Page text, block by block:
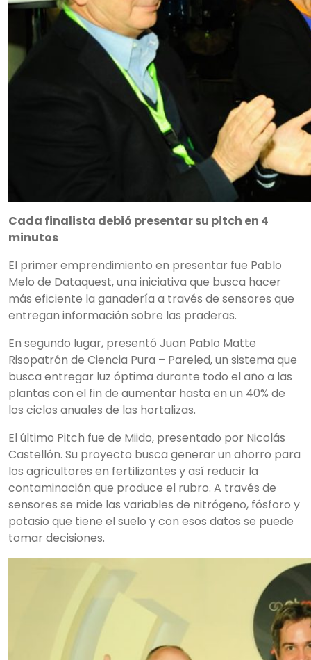
Cada finalista debió presentar su pitch en 4
minutos
El primer emprendimiento en presentar fue Pablo
Melo de Dataquest, una iniciativa que busca hacer
más eficiente la ganadería a través de sensores que
entregan información sobre las praderas.
En segundo lugar, presentó Juan Pablo Matte
Risopatrón de Ciencia Pura – Pareled, un sistema que
busca entregar luz óptima durante todo el año a las
plantas con el fin de aumentar hasta en un 40% de
los ciclos anuales de las hortalizas.
El último Pitch fue de Miido, presentado por Nicolás
Castellón. Su proyecto busca generar un ahorro para
los agricultores en fertilizantes y así reducir la
contaminación que produce el rubro. A través de
sensores se mide las variables de nitrógeno, fósforo y
potasio que tiene el suelo y con esos datos se puede
tomar decisiones.